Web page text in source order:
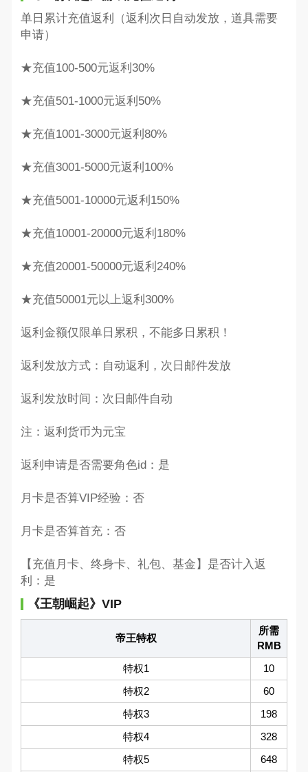
单日累计充值返利（返利次日自动发放，道具需要
申请）
★充值100-500元返利30%
★充值501-1000元返利50%
★充值1001-3000元返利80%
★充值3001-5000元返利100%
★充值5001-10000元返利150%
★充值10001-20000元返利180%
★充值20001-50000元返利240%
★充值50001元以上返利300%
返利金额仅限单日累积，不能多日累积！
返利发放方式：自动返利，次日邮件发放
返利发放时间：次日邮件自动
注：返利货币为元宝
返利申请是否需要角色id：是
月卡是否算VIP经验：否
月卡是否算首充：否
【充值月卡、终身卡、礼包、基金】是否计入返
利：是
《王朝崛起》VIP
帝王特权
所需
RMB
特权1
10
特权2
60
特权3
198
特权4
328
特权5
648